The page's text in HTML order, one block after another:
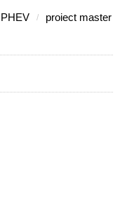
PHEV
proiect master